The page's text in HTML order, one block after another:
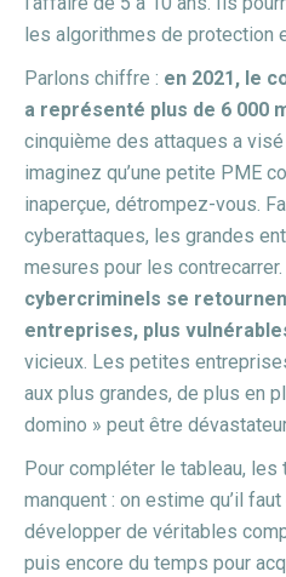
les algorithmes de protection
Parlons chiffre : en 2021, le
a représenté plus de 6 000
cinquième des attaques a visé
imaginez qu’une petite PME
inaperçue, détrompez-vous.
cyberattaques, les grandes
mesures pour les contrecarrer.
cybercriminels se
entreprises, plus
vicieux. Les petites
aux plus grandes, de plus en
domino » peut être
Pour compléter le tableau,
manquent : on estime qu’il
développer de véritables
puis encore du temps pour